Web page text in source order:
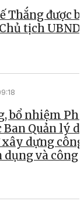
Thắng được
tịch UBND
bổ nhiệm
Ban Quản lý
dựng công
và công